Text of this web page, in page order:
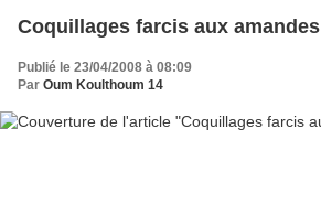
Coquillages farcis aux amandes
Publié le 23/04/2008 à 08:09
Par Oum Koulthoum 14